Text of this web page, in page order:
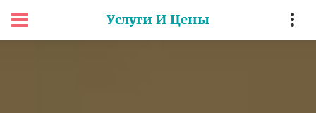
Услуги И Цены